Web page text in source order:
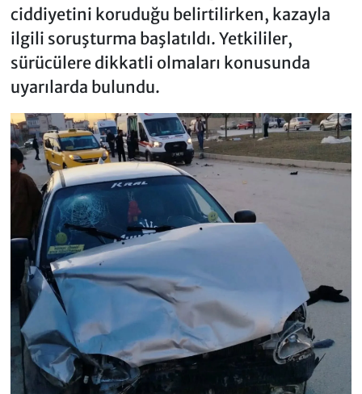
ciddiyetini koruduğu belirtilirken, kazayla
ilgili soruşturma başlatıldı. Yetkililer,
sürücülere dikkatli olmaları konusunda
uyarılarda bulundu.